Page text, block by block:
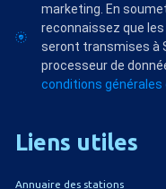
marketing. En
reconnaissez que
seront transmises à
processeur de
conditions
Liens utiles
Annuaire des stations